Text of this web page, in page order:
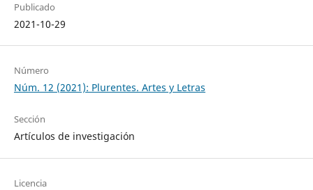
Publicado
2021-10-29
Número
Núm. 12 (2021): Plurentes. Artes y Letras
Sección
Artículos de investigación
Licencia